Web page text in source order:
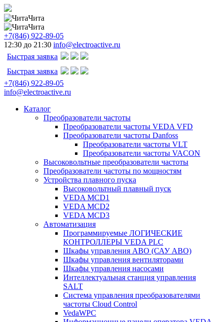
Чита
Чита
+7(846) 922-89-05
12:30 до 21:30 info@electroactive.ru
Быстрая заявка
Быстрая заявка
+7(846) 922-89-05
info@electroactive.ru
Каталог
Преобразователи частоты
Преобразователи частоты VEDA VFD
Преобразователи частоты Danfoss
Преобразователи частоты VLT
Преобразователи частоты VACON
Высоковольтные преобразователи частоты
Преобразователи частоты по мощностям
Устройства плавного пуска
Высоковольтный плавный пуск
VEDA MCD1
VEDA MCD2
VEDA MCD3
Автоматизация
Программируемые ЛОГИЧЕСКИЕ
КОНТРОЛЛЕРЫ VEDA PLC
Шкафы управления АВО (САУ АВО)
Шкафы управления вентиляторами
Шкафы управления насосами
Интеллектуальная станция управления
SALT
Система управления преобразователями
частоты Cloud Control
VedaWPC